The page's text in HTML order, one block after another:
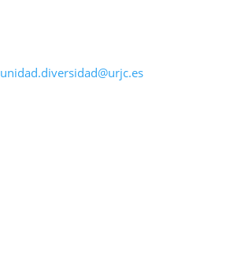
unidad.diversidad@urjc.es